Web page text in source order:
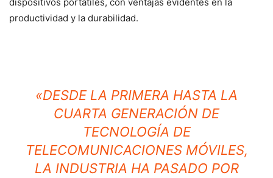
productividad y la durabilidad.
«DESDE LA PRIMERA HASTA LA
CUARTA GENERACIÓN DE
TECNOLOGÍA DE
TELECOMUNICACIONES MÓVILES,
LA INDUSTRIA HA PASADO POR